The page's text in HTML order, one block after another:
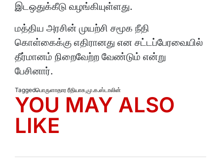
இடஒதுக்கீடு வழங்கியுள்ளது.
மத்திய அரசின் முயற்சி சமூக நீதி
கொள்கைக்கு எதிரானது என சட்டப்பேரவையில்
தீர்மானம் நிறைவேற்ற வேண்டும் என்று
பேசினார்.
Taggedபொருளாதார ரீதியாக,மு.க.ஸ்டாலின்
YOU MAY ALSO
LIKE